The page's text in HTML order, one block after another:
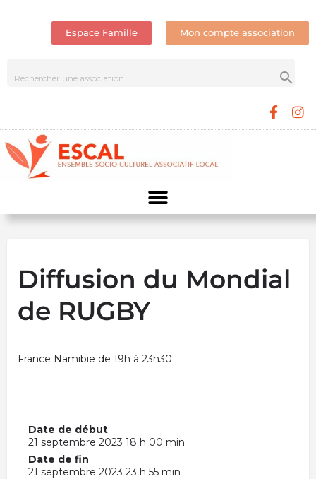
Espace Famille Mon compte association
Diffusion du Mondial
de RUGBY
France Namibie de 19h à 23h30
Date de début
21 septembre 2023 18 h 00 min
Date de fin
21 septembre 2023 23 h 55 min